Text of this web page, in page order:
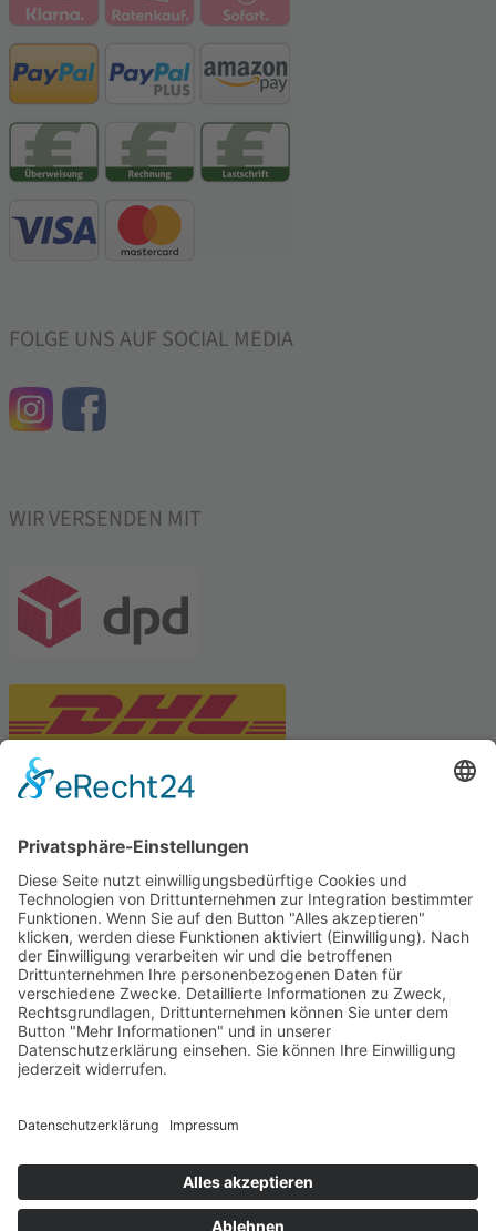
FOLGE UNS AUF SOCIAL MEDIA
WIR VERSENDEN MIT
Tekal – Textile Lebensqualität
Exklusive moderne & Orientteppiche
Feuerwerk XXL
Pyrotechnik online bestellen
© Stadtmühle Waldenbuch 2026
und Mühlenprodukte ·
Cookie-Einstellungen
Alle Preise inkl. der gesetzlichen MwSt.
Die durchgestrichenen Preise entsprechen dem bisherigen Preis in